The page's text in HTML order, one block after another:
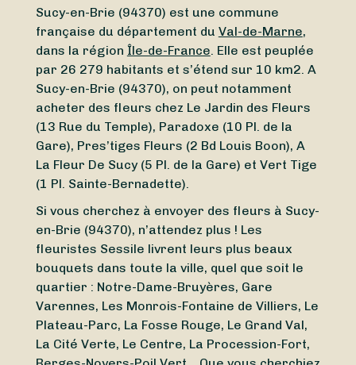
Sucy-en-Brie (94370) est une commune
française du département du Val-de-Marne,
dans la région Île-de-France . Elle est peuplée
par 26 279 habitants et s’étend sur 10 km2. A
Sucy-en-Brie (94370), on peut notamment
acheter des fleurs chez Le Jardin des Fleurs
(13 Rue du Temple), Paradoxe (10 Pl. de la
Gare), Pres’tiges Fleurs (2 Bd Louis Boon), A
La Fleur De Sucy (5 Pl. de la Gare) et Vert Tige
(1 Pl. Sainte-Bernadette).
Si vous cherchez à envoyer des fleurs à Sucy-
en-Brie (94370), n’attendez plus ! Les
fleuristes Sessile livrent leurs plus beaux
bouquets dans toute la ville, quel que soit le
quartier : Notre-Dame-Bruyères, Gare
Varennes, Les Monrois-Fontaine de Villiers, Le
Plateau-Parc, La Fosse Rouge, Le Grand Val,
La Cité Verte, Le Centre, La Procession-Fort,